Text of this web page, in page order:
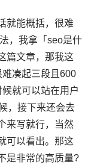
就能概括，很难
，我拿「seo是什
篇文章，那我这
凑起三段且600
就可以站在用户
，接下来还会去
来写就行，当然
可以看出。那这
是非常的高质量?